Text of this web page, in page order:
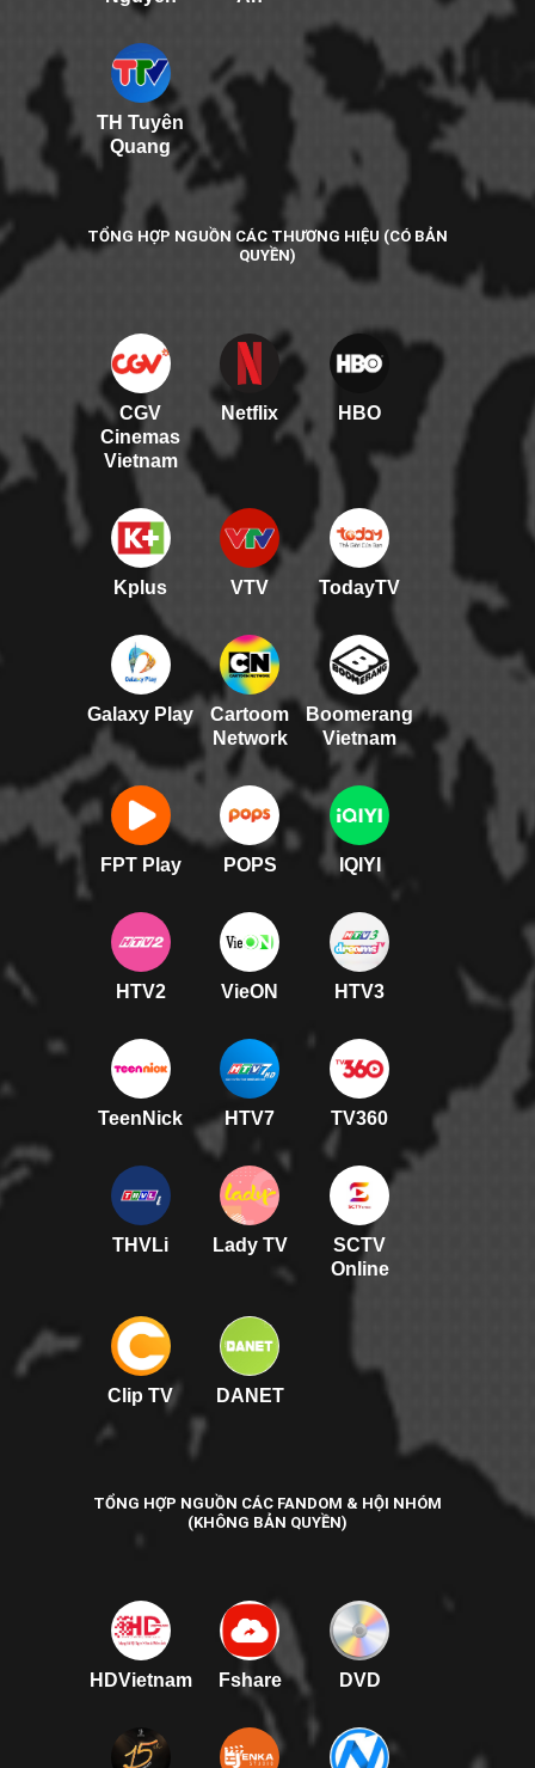
TH Tuyên
Quang
TỔNG HỢP NGUỒN CÁC THƯƠNG HIỆU (CÓ BẢN
QUYỀN)
CGV
Cinemas
Vietnam
Netflix HBO
Kplus VTV TodayTV
Galaxy Play
Cartoom
Network
Boomerang
Vietnam
FPT Play POPS IQIYI
HTV2 VieON HTV3
TeenNick HTV7 TV360
THVLi Lady TV
SCTV
Online
Clip TV DANET
TỔNG HỢP NGUỒN CÁC FANDOM & HỘI NHÓM
(KHÔNG BẢN QUYỀN)
HDVietnam Fshare DVD